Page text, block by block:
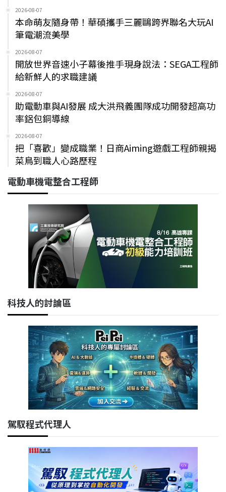
2026-08-07
本命萌友隨身帶！華碩攜手三麗鷗跨界聯名大玩AI
筆電潮流美學
2026-08-07
開放世界音速小子幕後推手現身說法：SEGA工程師
給新鮮人的求職建議
2026-08-07
助電動車與AI發展 成大洪飛義團隊成功開發超高功
率鋁包銅導線
2026-08-07
把「喜歡」變成職業！日商Aiming遊戲工程師親揭
菜鳥到職人心路歷程
電動車機電整合工程師
科技人的討論區
駕馭程式代理人